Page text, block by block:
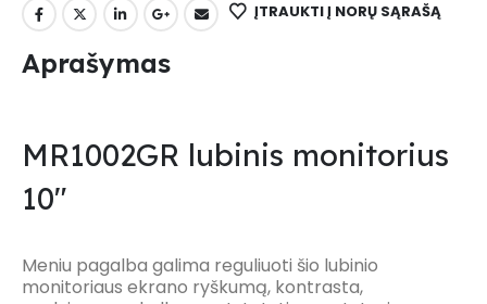
ĮTRAUKTI Į NORŲ SĄRAŠĄ
Aprašymas
MR1002GR lubinis monitorius
10″
Meniu pagalba galima reguliuoti šio lubinio
monitoriaus ekrano ryškumą, kontrasta,